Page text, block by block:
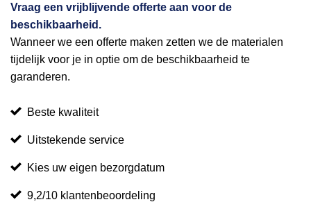
Vraag een vrijblijvende offerte aan voor de
beschikbaarheid.
Wanneer we een offerte maken zetten we de materialen
tijdelijk voor je in optie om de beschikbaarheid te
garanderen.
Beste kwaliteit
Uitstekende service
Kies uw eigen bezorgdatum
9,2/10 klantenbeoordeling